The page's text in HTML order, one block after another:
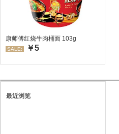
康师傅红烧牛肉桶面 103g
SALE: ￥5
最近浏览